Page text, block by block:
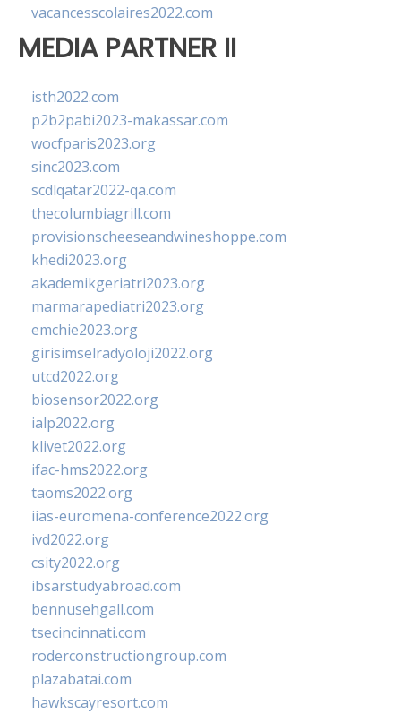
vacancesscolaires2022.com
MEDIA PARTNER II
isth2022.com
p2b2pabi2023-makassar.com
wocfparis2023.org
sinc2023.com
scdlqatar2022-qa.com
thecolumbiagrill.com
provisionscheeseandwineshoppe.com
khedi2023.org
akademikgeriatri2023.org
marmarapediatri2023.org
emchie2023.org
girisimselradyoloji2022.org
utcd2022.org
biosensor2022.org
ialp2022.org
klivet2022.org
ifac-hms2022.org
taoms2022.org
iias-euromena-conference2022.org
ivd2022.org
csity2022.org
ibsarstudyabroad.com
bennusehgall.com
tsecincinnati.com
roderconstructiongroup.com
plazabatai.com
hawkscayresort.com